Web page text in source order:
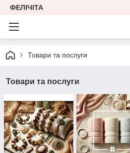
ФЕЛІЧІТА
Товари та послуги
Товари та послуги